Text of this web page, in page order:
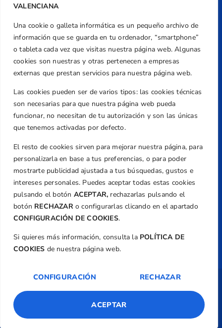
VALENCIANA
Una cookie o galleta informática es un pequeño archivo de
información que se guarda en tu ordenador, “smartphone”
o tableta cada vez que visitas nuestra página web. Algunas
cookies son nuestras y otras pertenecen a empresas
externas que prestan servicios para nuestra página web.
Las cookies pueden ser de varios tipos: las cookies técnicas
son necesarias para que nuestra página web pueda
funcionar, no necesitan de tu autorización y son las únicas
que tenemos activadas por defecto.
El resto de cookies sirven para mejorar nuestra página, para
personalizarla en base a tus preferencias, o para poder
mostrarte publicidad ajustada a tus búsquedas, gustos e
intereses personales. Puedes aceptar todas estas cookies
pulsando el botón ACEPTAR, rechazarlas pulsando el
botón RECHAZARo configurarlas clicando en el apartado
CONFIGURACIÓN DE COOKIES.
Si quieres más información, consulta la POLÍTICA DE
COOKIES de nuestra página web.
CONFIGURACIÓN RECHAZAR
ACEPTAR
Dirección
Centre de L´Esport, Carrer d'Isaac Peral i
Caballero, Nº 5, Despachos 2 y 3, 46980,
Valencia
+34 961 367 799
Email
federacion@golfcv.com
Aviso Legal
Política de Privacidad
Transparencia
Normativa
Federación
TecnoQuatre